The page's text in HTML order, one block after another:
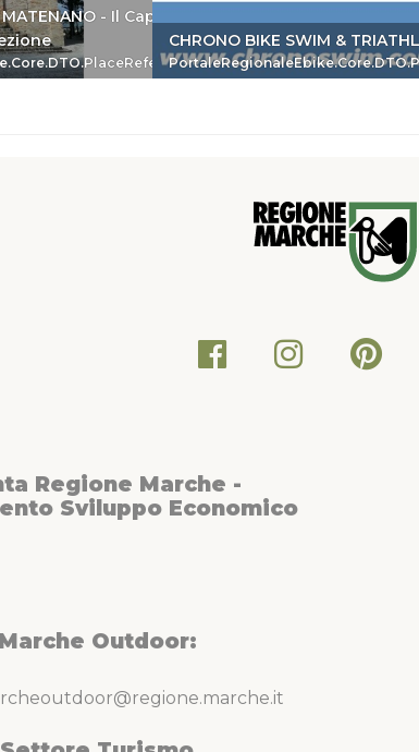
- Il Cappellone -
CHRONO BIKE SWIM &
Regione Marche -
Sviluppo Economico
Marche Outdoor: